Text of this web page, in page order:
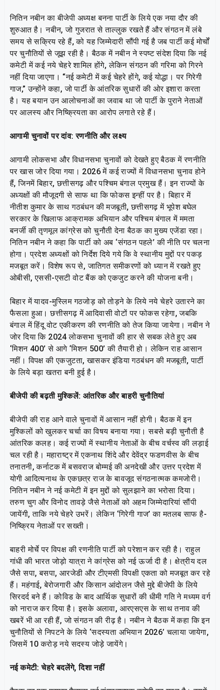
नितिन नबीन का बीजेपी अध्यक्ष बनना पार्टी के लिये एक नया दौर की
शुरुआत है। नबीन, जो गुजरात से ताल्लुक रखते हैं और संगठन में लंबे
समय से सक्रिय रहे हैं, को यह जिम्मेदारी सौंपी गई है जब पार्टी कई मोर्चों
पर चुनौतियों से जूझ रही है। बैठक में नबीन ने स्पष्ट संदेश दिया कि नई
कमेटी में कई नये चेहरे शामिल होंगे, लेकिन संगठन की गरिमा को गिरने
नहीं दिया जाएगा। “नई कमेटी में कई चेहरे होंगे, कई योद्धा। पर गिरेगी
गाज,” उन्होंने कहा, जो पार्टी के आंतरिक सुधारों की ओर इशारा करता
है। यह बयान उन आलोचनाओं का जवाब था जो पार्टी के पुराने नेताओं
पर आलस्य और निष्क्रियता का आरोप लगाते रहे हैं।
आगामी चुनावों पर दांव: रणनीति और लक्ष्य
आगामी लोकसभा और विधानसभा चुनावों को देखते हुए बैठक में रणनीति
पर खास जोर दिया गया। 2026 में कई राज्यों में विधानसभा चुनाव होने
हैं, जिनमें बिहार, छत्तीसगढ़ और पश्चिम बंगाल प्रमुख हैं। इन राज्यों के
अध्यक्षों की मौजूदगी से साफ था कि फोकस इन्हीं पर है। बिहार में
नीतीश कुमार के साथ गठबंधन की मजबूती, छत्तीसगढ़ में भूपेश बघेल
सरकार के खिलाफ आक्रामक अभियान और पश्चिम बंगाल में ममता
बनर्जी की तृणमूल कांग्रेस को चुनौती देना बैठक का मुख्य एजेंडा रहा।
नितिन नबीन ने कहा कि पार्टी को अब ‘संगठन पहले’ की नीति पर चलना
होगा। प्रदेश अध्यक्षों को निर्देश दिये गये कि वे स्थानीय मुद्दों पर पकड़
मजबूत करें। विशेष रूप से, जातिगत समीकरणों को ध्यान में रखते हुए
ओबीसी, एससी-एसटी वोट बैंक को एकजुट करने की योजना बनी।
बिहार में यादव-मुस्लिम गठजोड़ को तोड़ने के लिये नये चेहरे उतारने का
फैसला हुआ। छत्तीसगढ़ में आदिवासी वोटों पर फोकस रहेगा, जबकि
बंगाल में हिंदू वोट एकीकरण की रणनीति को तेज किया जायेगा। नबीन ने
जोर दिया कि 2024 लोकसभा चुनावों की हार से सबक लेते हुए अब
‘मिशन 400’ से आगे ‘मिशन 500’ की तैयारी हो। लेकिन राह आसान
नहीं। विपक्ष की एकजुटता, खासकर इंडिया गठबंधन की मजबूती, पार्टी
के लिये बड़ा खतरा बनी हुई है।
बीजेपी की बढ़ती मुश्किलें: आंतरिक और बाहरी चुनौतियां
बीजेपी की राह आने वाले चुनावों में आसान नहीं होगी। बैठक में इन
मुश्किलों को खुलकर चर्चा का विषय बनाया गया। सबसे बड़ी चुनौती है
आंतरिक कलह। कई राज्यों में स्थानीय नेताओं के बीच वर्चस्व की लड़ाई
चल रही है। महाराष्ट्र में एकनाथ शिंदे और देवेंद्र फडणवीस के बीच
तनातनी, कर्नाटक में बसवराज बोम्मई की अनदेखी और उत्तर प्रदेश में
योगी आदित्यनाथ के एकछत्र राज के बावजूद संगठनात्मक कमजोरी।
नितिन नबीन ने नई कमेटी में इन मुद्दों को सुलझाने का भरोसा दिया।
तरुण चुग और विनोद तावड़े जैसे नेताओं को अहम जिम्मेदारियां सौंपी
जायेंगी, ताकि नये चेहरे उभरें। लेकिन ‘गिरेगी गाज’ का मतलब साफ है-
निष्क्रिय नेताओं पर सख्ती।
बाहरी मोर्चे पर विपक्ष की रणनीति पार्टी को परेशान कर रही है। राहुल
गांधी की भारत जोड़ो यात्रा ने कांग्रेस को नई ऊर्जा दी है। क्षेत्रीय दल
जैसे सपा, बसपा, आरजेडी और टीएमसी विपक्षी एकता को मजबूत कर रहे
हैं। महंगाई, बेरोजगारी और किसान आंदोलन जैसे मुद्दे बीजेपी के लिये
सिरदर्द बने हैं। कोविड के बाद आर्थिक सुधारों की धीमी गति ने मध्यम वर्ग
को नाराज कर दिया है। इसके अलावा, आरएसएस के साथ तनाव की
खबरें भी आ रही हैं, जो संगठन की रीढ़ है। नबीन ने बैठक में कहा कि इन
चुनौतियों से निपटने के लिये ‘सदस्यता अभियान 2026’ चलाया जायेगा,
जिसमें 10 करोड़ नये सदस्य जोड़े जायेंगे।
नई कमेटी: चेहरे बदलेंगे, दिशा नहीं